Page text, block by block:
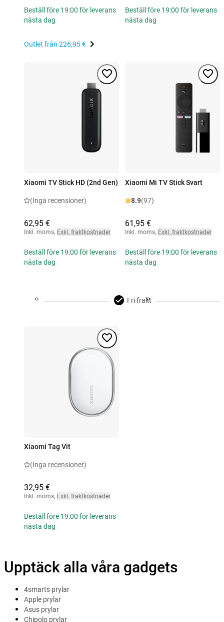
Beställ före 19:00 för leverans
nästa dag
Outlet från 226,95 €
Beställ före 19:00 för leverans
nästa dag
Xiaomi TV Stick HD (2nd Gen)
(Inga recensioner)
62,95 €
Inkl. moms, Exkl. fraktkostnader
Beställ före 19:00 för leverans
nästa dag
Xiaomi Mi TV Stick Svart
8.9(97)
61,95 €
Inkl. moms, Exkl. fraktkostnader
Beställ före 19:00 för leverans
nästa dag
Fri frakt
Xiaomi Tag Vit
(Inga recensioner)
32,95 €
Inkl. moms, Exkl. fraktkostnader
Beställ före 19:00 för leverans
nästa dag
Upptäck alla våra gadgets
4smarts prylar
Apple prylar
Asus prylar
Chipolo prylar